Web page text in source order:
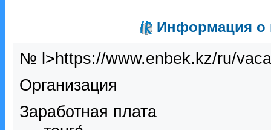
Информация о
№ l>https://www.enbek.kz/ru/
Организация
Заработная плата